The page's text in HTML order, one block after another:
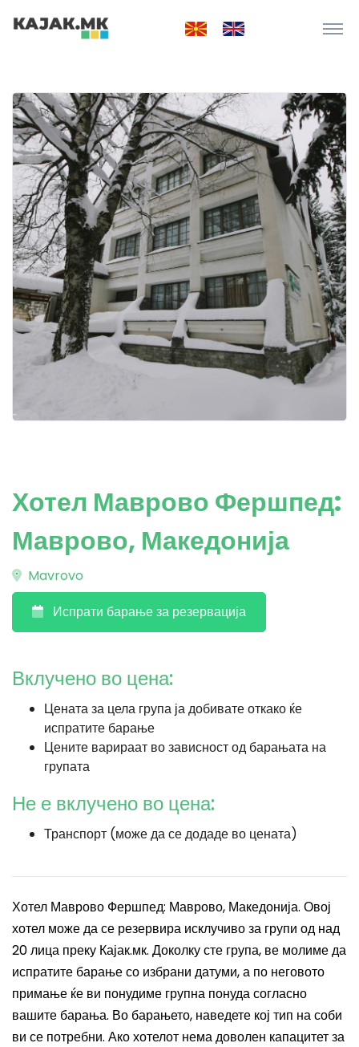
Хотел Маврово Фершпед:
Маврово, Македонија
Mavrovo
Испрати барање за резервација
Вклучено во цена:
Цената за цела група ја добивате откако ќе
испратите барање
Цените варираат во зависност од барањата на
групата
Не е вклучено во цена:
Транспорт (може да се додаде во цената)
Хотел Маврово Фершпед: Маврово, Македонија. Овој
хотел може да се резервира исклучиво за групи од над
20 лица преку Кајак.мк. Доколку сте група, ве молиме да
испратите барање со избрани датуми, а по неговото
примање ќе ви понудиме групна понуда согласно
вашите барања. Во барањето, наведете кој тип на соби
ви се потребни. Ако хотелот нема доволен капацитет за